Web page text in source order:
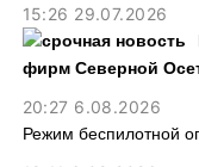
15:26 29.07.2026
фирм Северной
20:27 6.08.2026
Режим беспилотной